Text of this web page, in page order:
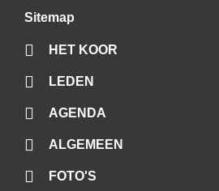
Sitemap
HET KOOR
LEDEN
AGENDA
ALGEMEEN
FOTO'S